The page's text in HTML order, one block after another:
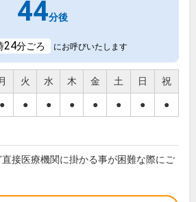
44分後
24分ごろ にお呼びいたします
月 火 水 木 金 土 日 祝
● ● ● ● ● ● ● ●
接医療機関に掛かる事が困難な際にご